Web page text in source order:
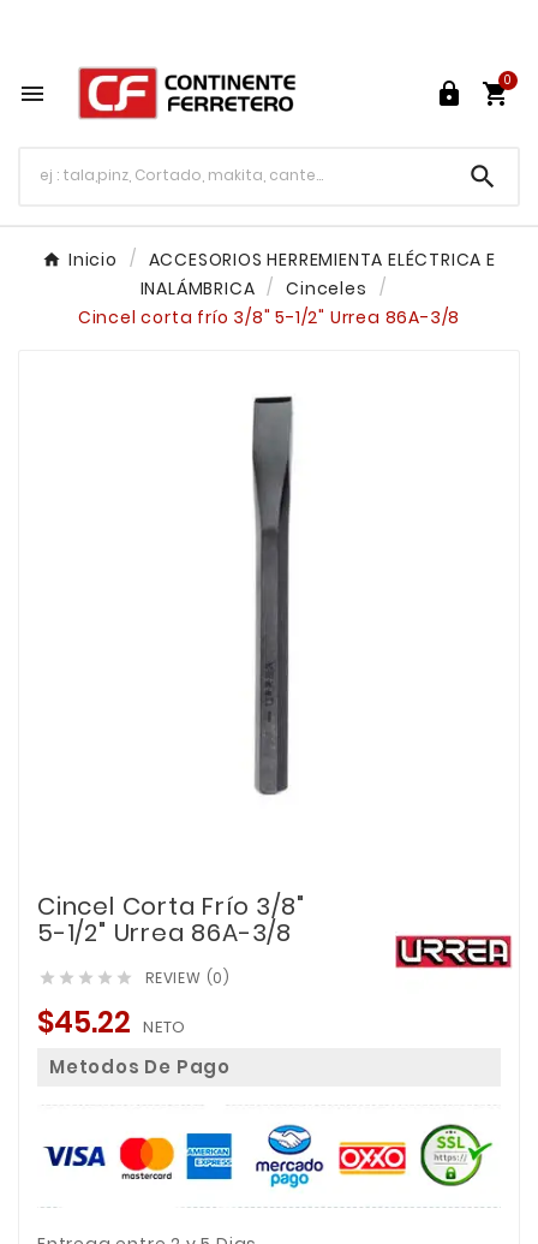
  
0

Inicio
ACCESORIOS HERREMIENTA ELÉCTRICA E
INALÁMBRICA
Cinceles
Cincel corta frío 3/8" 5-1/2" Urrea 86A-3/8
Cincel Corta Frío 3/8"
5-1/2" Urrea 86A-3/8
     REVIEW (0)
$45.22 NETO
Metodos De Pago